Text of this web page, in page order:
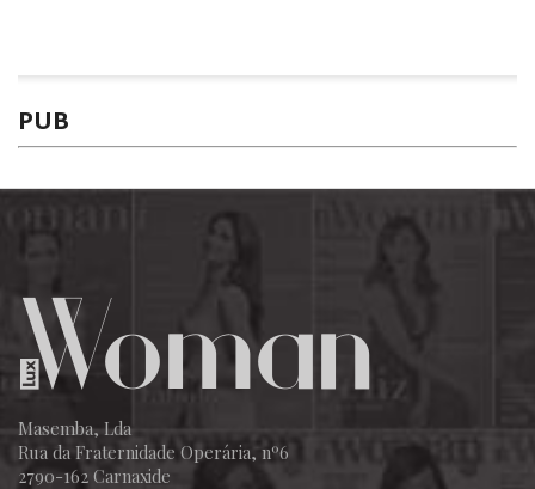
PUB
Masemba, Lda
Rua da Fraternidade Operária, nº6
2790-162 Carnaxide